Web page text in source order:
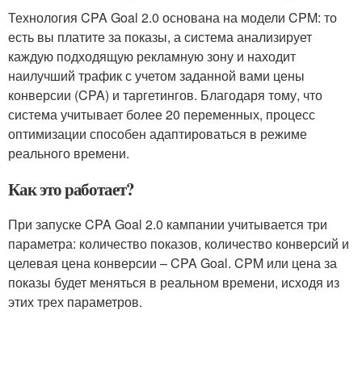
Технология CPA Goal 2.0 основана на модели CPM: то
есть вы платите за показы, а система анализирует
каждую подходящую рекламную зону и находит
наилучший трафик с учетом заданной вами цены
конверсии (CPA) и таргетингов. Благодаря тому, что
система учитывает более 20 переменных, процесс
оптимизации способен адаптироваться в режиме
реального времени.
Как это работает?
При запуске CPA Goal 2.0 кампании учитывается три
параметра: количество показов, количество конверсий и
целевая цена конверсии – CPA Goal. CPM или цена за
показы будет меняться в реальном времени, исходя из
этих трех параметров.